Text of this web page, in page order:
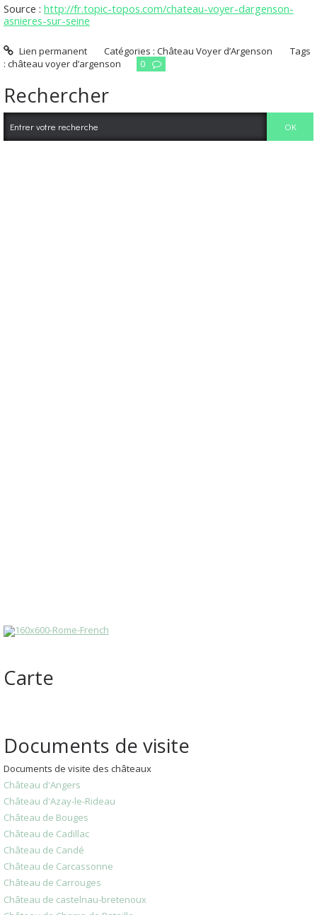
Source : http://fr.topic-topos.com/chateau-voyer-dargenson-
asnieres-sur-seine
Lien permanent Catégories :Château Voyer d’Argenson
Tags
: château voyer d’argenson 0
Rechercher
Carte
Documents de visite
Documents de visite des châteaux
Château d'Angers
Château d'Azay-le-Rideau
Château de Bouges
Château de Cadillac
Château de Candé
Château de Carcassonne
Château de Carrouges
Château de castelnau-bretenoux